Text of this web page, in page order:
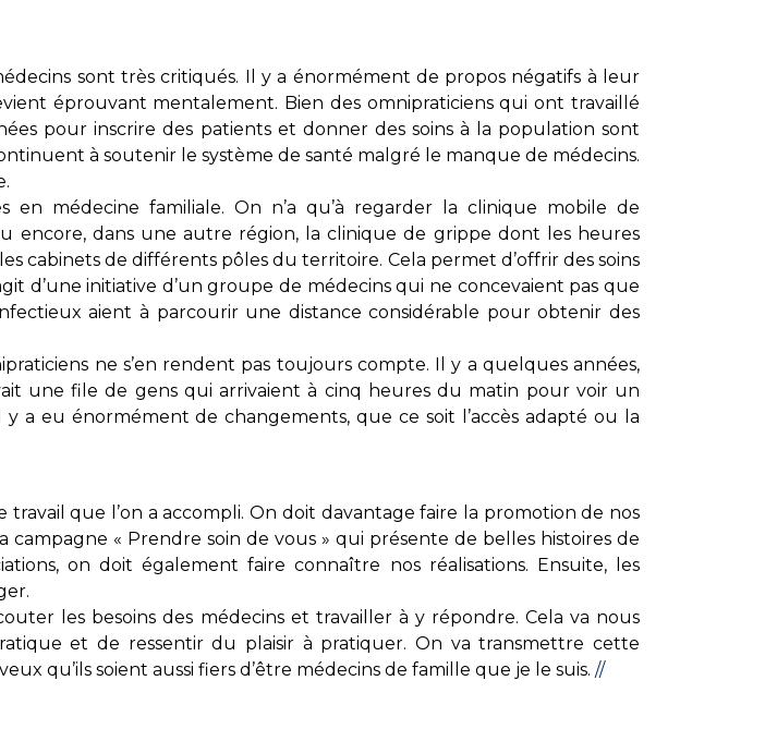
sont très critiqués. Il y a énormément de propos négatifs à leur
éprouvant mentalement. Bien des omnipraticiens qui ont travaillé
pour inscrire des patients et donner des soins à la population sont
à soutenir le système de santé malgré le manque de médecins.
en médecine familiale. On n’a qu’à regarder la clinique mobile de
encore, dans une autre région, la clinique de grippe dont les heures
cabinets de différents pôles du territoire. Cela permet d’offrir des soins
d’une initiative d’un groupe de médecins qui ne concevaient pas que
aient à parcourir une distance considérable pour obtenir des
ne s’en rendent pas toujours compte. Il y a quelques années,
une file de gens qui arrivaient à cinq heures du matin pour voir un
y a eu énormément de changements, que ce soit l’accès adapté ou la
travail que l’on a accompli. On doit davantage faire la promotion de nos
campagne « Prendre soin de vous » qui présente de belles histoires de
on doit également faire connaître nos réalisations. Ensuite, les
les besoins des médecins et travailler à y répondre. Cela va nous
et de ressentir du plaisir à pratiquer. On va transmettre cette
qu’ils soient aussi fiers d’être médecins de famille que je le suis. //